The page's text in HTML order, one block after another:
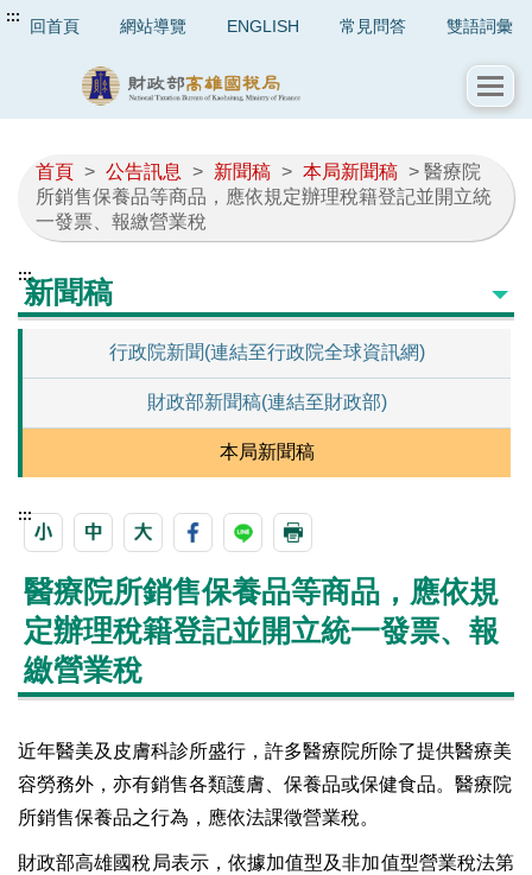
::: 回首頁 網站導覽 ENGLISH 常見問答 雙語詞彙
首頁 > 公告訊息 > 新聞稿 > 本局新聞稿 > 醫療院
所銷售保養品等商品，應依規定辦理稅籍登記並開立統
一發票、報繳營業稅
:::新聞稿
行政院新聞(連結至行政院全球資訊網)
財政部新聞稿(連結至財政部)
本局新聞稿
:::
醫療院所銷售保養品等商品，應依規
定辦理稅籍登記並開立統一發票、報
繳營業稅
近年醫美及皮膚科診所盛行，許多醫療院所除了提供醫療美
容勞務外，亦有銷售各類護膚、保養品或保健食品。醫療院
所銷售保養品之行為，應依法課徵營業稅。
財政部高雄國稅局表示，依據加值型及非加值型營業稅法第